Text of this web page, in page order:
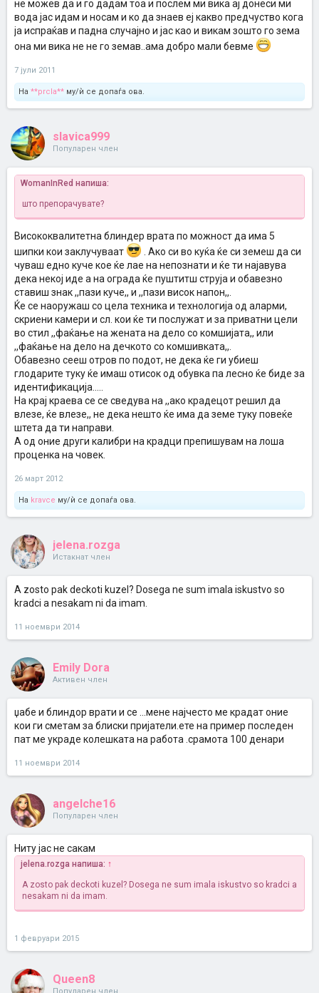
не можев да и го дадам тоа и послем ми вика ај донеси ми
вода јас идам и носам и ко да знаев еј какво предчуство кога
ја испраќав и падна случајно и јас као и викам зошто го зема
она ми вика не не го земав..ама добро мали бевме
7 јули 2011
На **prcla** му/ѝ се допаѓа ова.
slavica999
Популарен член
WomanInRed напиша:
што препорачувате?
Висококвалитетна блиндер врата по можност да има 5
шипки кои заклучуваат
. Ако си во куќа ќе си земеш да си
чуваш едно куче кое ќе лае на непознати и ќе ти најавува
дека некој иде а на ограда ќе пуштитш струја и обавезно
ставиш знак ,,пази куче,, и ,,пази висок напон,,.
Ќе се наоружаш со цела техника и технологија од аларми,
скриени камери и сл. кои ќе ти послужат и за приватни цели
во стил ,,фаќање на жената на дело со комшијата,, или
,,фаќање на дело на дечкото со комшивката,,.
Обавезно сееш отров по подот, не дека ќе ги убиеш
глодарите туку ќе имаш отисок од обувка па лесно ќе биде за
идентификација.....
На крај краева се се сведува на ,,ако крадецот решил да
влезе, ќе влезе,, не дека нешто ќе има да земе туку повеќе
штета да ти направи.
А од оние други калибри на крадци препишувам на лоша
проценка на човек.
26 март 2012
На kravce му/ѝ се допаѓа ова.
jelena.rozga
Истакнат член
A zosto pak deckoti kuzel? Dosega ne sum imala iskustvo so
kradci a nesakam ni da imam.
11 ноември 2014
Emily Dora
Активен член
џабе и блиндор врати и се ...мене најчесто ме крадат оние
кои ги сметам за блиски пријатели.ете на пример последен
пат ме украде колешката на работа .срамота 100 денари
11 ноември 2014
angelche16
Популарен член
Ниту јас не сакам
jelena.rozga напиша: ↑
A zosto pak deckoti kuzel? Dosega ne sum imala iskustvo so kradci a
nesakam ni da imam.
1 февруари 2015
Queen8